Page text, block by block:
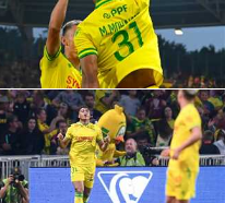
الدوري الإيطالي
الدوري الألماني
الدوري الفرنسي
الدوري السعودي للمحترفين